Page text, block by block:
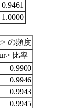
0.9461
1.0000
の頻度
比率
0.9900
0.9946
0.9943
0.9945